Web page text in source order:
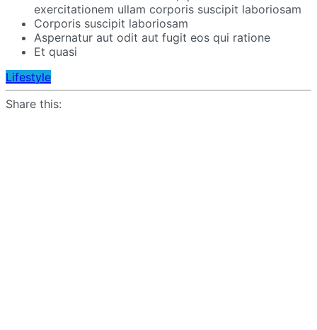
exercitationem ullam corporis suscipit laboriosam
Corporis suscipit laboriosam
Aspernatur aut odit aut fugit eos qui ratione
Et quasi
Lifestyle
Share this: